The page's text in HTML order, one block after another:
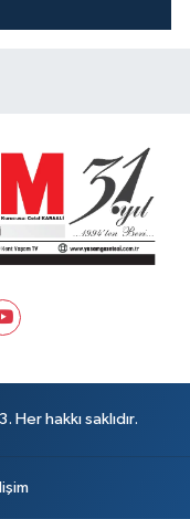
hakkı saklıdır.